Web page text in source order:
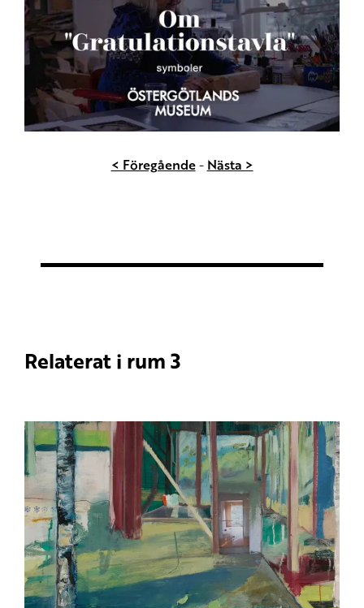
< Föregående- Nästa >
Relaterat i rum 3